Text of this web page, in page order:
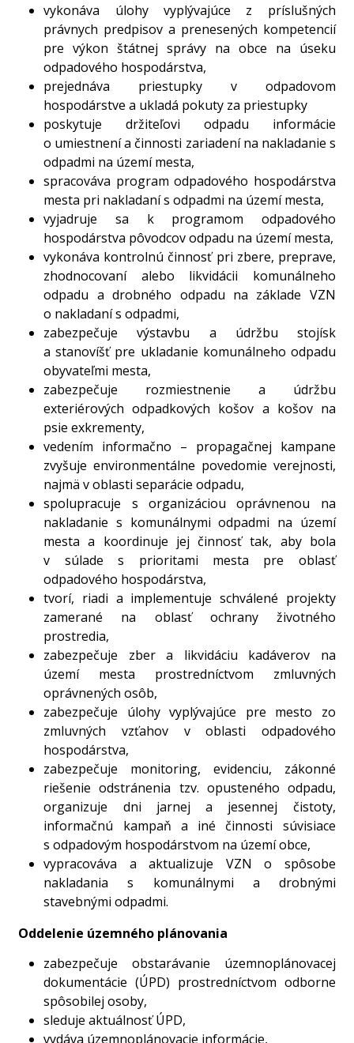
vykonáva úlohy vyplývajúce z príslušných
právnych predpisov a prenesených kompetencií
pre výkon štátnej správy na obce na úseku
odpadového hospodárstva,
prejednáva priestupky v odpadovom
hospodárstve a ukladá pokuty za priestupky
poskytuje držiteľovi odpadu informácie
o umiestnení a činnosti zariadení na nakladanie s
odpadmi na území mesta,
spracováva program odpadového hospodárstva
mesta pri nakladaní s odpadmi na území mesta,
vyjadruje sa k programom odpadového
hospodárstva pôvodcov odpadu na území mesta,
vykonáva kontrolnú činnosť pri zbere, preprave,
zhodnocovaní alebo likvidácii komunálneho
odpadu a drobného odpadu na základe VZN
o nakladaní s odpadmi,
zabezpečuje výstavbu a údržbu stojísk
a stanovíšť pre ukladanie komunálneho odpadu
obyvateľmi mesta,
zabezpečuje rozmiestnenie a údržbu
exteriérových odpadkových košov a košov na
psie exkrementy,
vedením informačno – propagačnej kampane
zvyšuje environmentálne povedomie verejnosti,
najmä v oblasti separácie odpadu,
spolupracuje s organizáciou oprávnenou na
nakladanie s komunálnymi odpadmi na území
mesta a koordinuje jej činnosť tak, aby bola
v súlade s prioritami mesta pre oblasť
odpadového hospodárstva,
tvorí, riadi a implementuje schválené projekty
zamerané na oblasť ochrany životného
prostredia,
zabezpečuje zber a likvidáciu kadáverov na
území mesta prostredníctvom zmluvných
oprávnených osôb,
zabezpečuje úlohy vyplývajúce pre mesto zo
zmluvných vzťahov v oblasti odpadového
hospodárstva,
zabezpečuje monitoring, evidenciu, zákonné
riešenie odstránenia tzv. opusteného odpadu,
organizuje dni jarnej a jesennej čistoty,
informačnú kampaň a iné činnosti súvisiace
s odpadovým hospodárstvom na území obce,
vypracováva a aktualizuje VZN o spôsobe
nakladania s komunálnymi a drobnými
stavebnými odpadmi.
Oddelenie územného plánovania
zabezpečuje obstarávanie územnoplánovacej
dokumentácie (ÚPD) prostredníctvom odborne
spôsobilej osoby,
sleduje aktuálnosť ÚPD,
vydáva územnoplánovacie informácie,